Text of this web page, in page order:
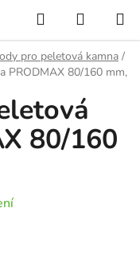
Hledat
KOŠÍK
pro peletová kamna /
PRODMAX 80/160 mm,
80/160